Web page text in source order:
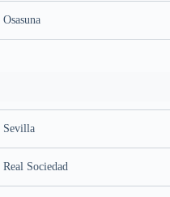
Osasuna
Sevilla
Real Sociedad